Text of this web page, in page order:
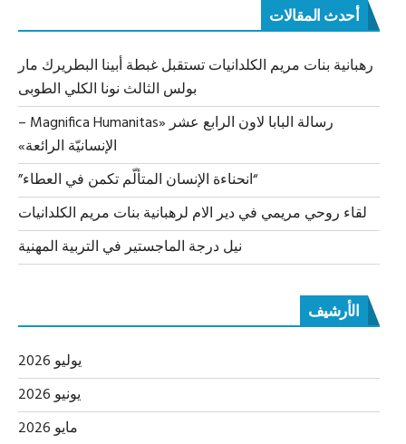
أحدث المقالات
رهبانية بنات مريم الكلدانيات تستقبل غبطة أبينا البطريرك مار
بولس الثالث نونا الكلي الطوبى
رسالة البابا لاون الرابع عشر «Magnifica Humanitas –
الإنسانيّة الرائعة»
“انحناءة الإنسان المتألّم تكمن في العطاء”
لقاء روحي مريمي في دير الام لرهبانية بنات مريم الكلدانيات
نيل درجة الماجستير في التربية المهنية
الأرشيف
يوليو 2026
يونيو 2026
مايو 2026